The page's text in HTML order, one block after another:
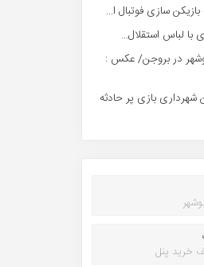
سازی فوتبال ا...
با لباس استقلال...
در بروجن/ عکس :
بازی پر حادثه